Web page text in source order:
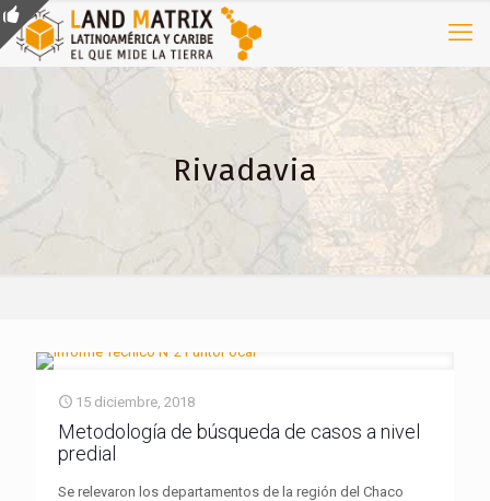
Rivadavia
15 diciembre, 2018
Metodología de búsqueda de casos a nivel
predial
Se relevaron los departamentos de la región del Chaco